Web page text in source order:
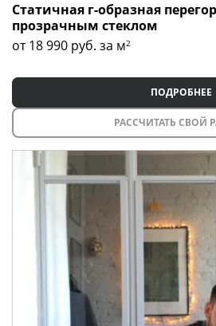
Статичная г-образная
прозрачным стеклом
от 18 990 руб. за м2
ПОДРОБНЕЕ
РАССЧИТАТЬ СВОЙ